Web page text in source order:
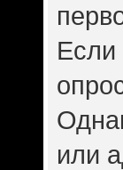
Если
или